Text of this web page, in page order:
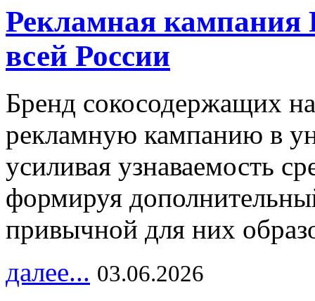
Рекламная
всей России
Бренд сокосодержащих
рекламную кампанию в
усиливая узнаваемость
формируя
привычной для них
далее... 03.06.2026